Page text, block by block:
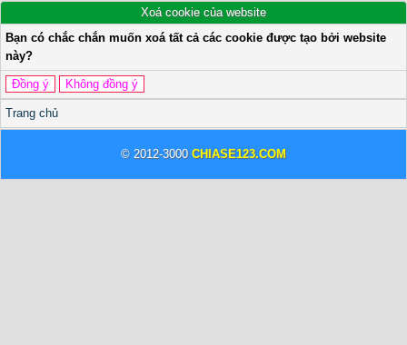
Xoá cookie của website
Bạn có chắc chắn muốn xoá tất cả các cookie được tạo bởi website
này?
Trang chủ
© 2012-3000 CHIASE123.COM